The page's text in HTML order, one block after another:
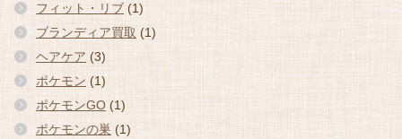
フィット・リブ (1)
ブランディア買取 (1)
ヘアケア (3)
ポケモン (1)
ポケモンGO (1)
ポケモンの巣 (1)